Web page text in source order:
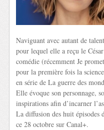
Naviguant avec autant de
pour lequel elle a reçu le
comédie (récemment Je
pour la première fois la
en série de La guerre des
Elle évoque son personnage,
inspirations afin d’incarner
La diffusion des huit épisodes
ce 28 octobre sur Canal+.